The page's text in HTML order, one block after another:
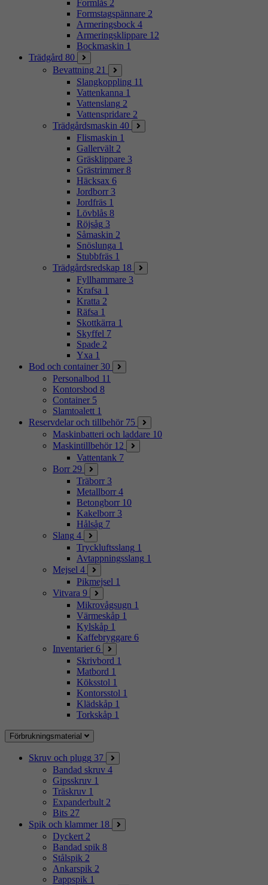
Formlås 2
Formstagspännare 2
Armeringsbock 4
Armeringsklippare 12
Bockmaskin 1
Trädgård 80
Bevattning 21
Slangkoppling 11
Vattenkanna 1
Vattenslang 2
Vattenspridare 2
Trädgårdsmaskin 40
Flismaskin 1
Gallervält 2
Gräsklippare 3
Grästrimmer 8
Häcksax 6
Jordborr 3
Jordfräs 1
Lövblås 8
Röjsåg 3
Såmaskin 2
Snöslunga 1
Stubbfräs 1
Trädgårdsredskap 18
Fyllhammare 3
Krafsa 1
Kratta 2
Räfsa 1
Skottkärra 1
Skyffel 7
Spade 2
Yxa 1
Bod och container 30
Personalbod 11
Kontorsbod 8
Container 5
Slamtoalett 1
Reservdelar och tillbehör 75
Maskinbatteri och laddare 10
Maskintillbehör 12
Vattentank 7
Borr 29
Träborr 3
Metallborr 4
Betongborr 10
Kakelborr 3
Hålsåg 7
Slang 4
Tryckluftsslang 1
Avtappningsslang 1
Mejsel 4
Pikmejsel 1
Vitvara 9
Mikrovågsugn 1
Värmeskåp 1
Kylskåp 1
Kaffebryggare 6
Inventarier 6
Skrivbord 1
Matbord 1
Köksstol 1
Kontorsstol 1
Klädskåp 1
Torkskåp 1
Förbrukningsmaterial
Skruv och plugg 37
Bandad skruv 4
Gipsskruv 1
Träskruv 1
Expanderbult 2
Bits 27
Spik och klammer 18
Dyckert 2
Bandad spik 8
Stålspik 2
Ankarspik 2
Pappspik 1